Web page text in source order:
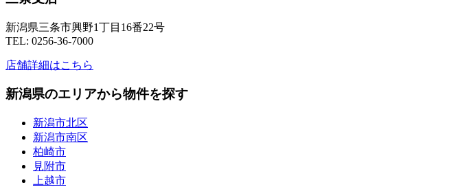
新潟県三条市興野1丁目16番22号
TEL: 0256-36-7000
店舗詳細はこちら
新潟県のエリアから物件を探す
新潟市北区
新潟市南区
柏崎市
見附市
上越市